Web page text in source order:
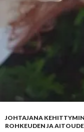
JOHTAJANA
ROHKEUDEN JA